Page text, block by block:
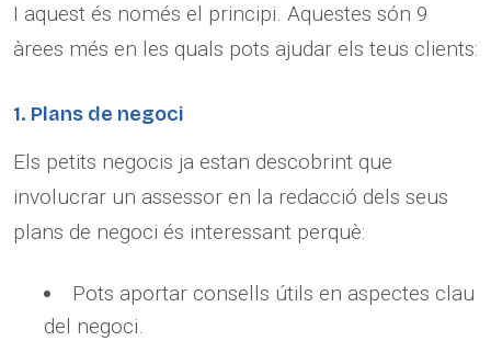
I aquest és només el principi. Aquestes són 9
àrees més en les quals pots ajudar els teus clients:
1. Plans de negoci
Els petits negocis ja estan descobrint que
involucrar un assessor en la redacció dels seus
plans de negoci és interessant perquè:
Pots aportar consells útils en aspectes clau
del negoci.